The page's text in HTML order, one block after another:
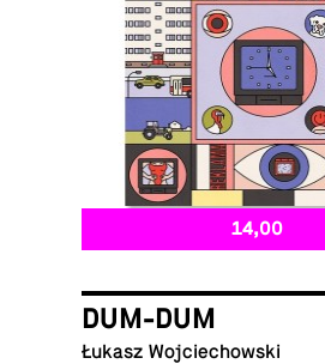
14,00
DUM-DUM
Łukasz Wojciechowski